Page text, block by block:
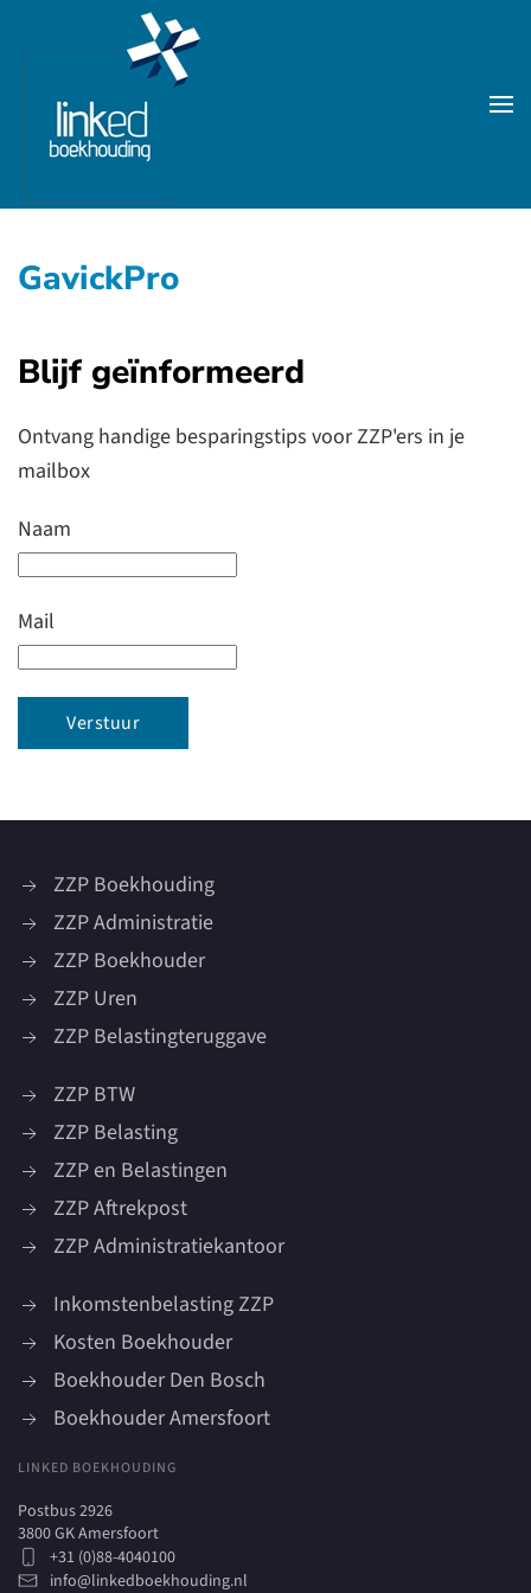
Skip to main content
GavickPro
Blijf geïnformeerd
Ontvang handige besparingstips voor ZZP'ers in je
mailbox
Naam
Mail
ZZP Boekhouding
ZZP Administratie
ZZP Boekhouder
ZZP Uren
ZZP Belastingteruggave
ZZP BTW
ZZP Belasting
ZZP en Belastingen
ZZP Aftrekpost
ZZP Administratiekantoor
Inkomstenbelasting ZZP
Kosten Boekhouder
Boekhouder Den Bosch
Boekhouder Amersfoort
LINKED BOEKHOUDING
Postbus 2926
3800 GK Amersfoort
+31 (0)88-4040100
info@linkedboekhouding.nl